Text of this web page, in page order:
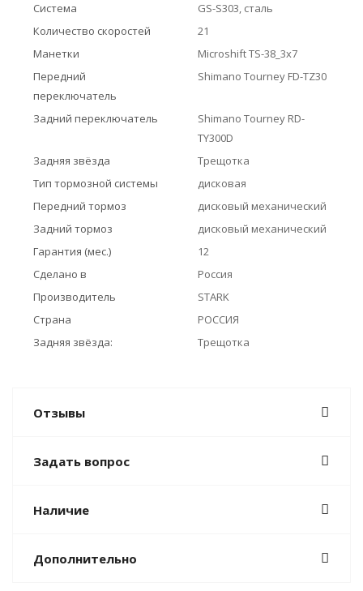
Система
GS-S303, сталь
Количество скоростей
21
Манетки
Microshift TS-38_3x7
Передний
переключатель
Shimano Tourney FD-TZ30
Задний переключатель
Shimano Tourney RD-
TY300D
Задняя звёзда
Трещотка
Тип тормозной системы
дисковая
Передний тормоз
дисковый механический
Задний тормоз
дисковый механический
Гарантия (мес.)
12
Сделано в
Россия
Производитель
STARK
Страна
РОССИЯ
Задняя звёзда:
Трещотка
Отзывы
Задать вопрос
Наличие
Дополнительно